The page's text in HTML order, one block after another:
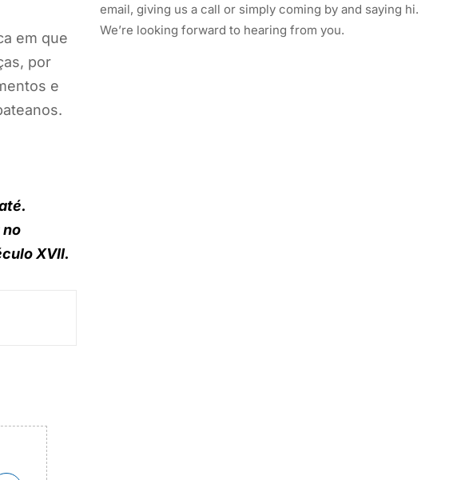
em que
por
e
no
XVII.
email, giving us a call or simply coming by and saying hi.
We’re looking forward to hearing from you.